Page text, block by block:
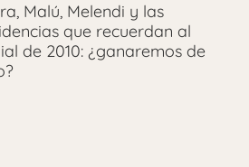
Malú, Melendi y las
que recuerdan al
de 2010: ¿ganaremos de